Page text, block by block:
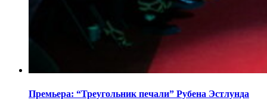
Премьера: “Треугольник печали” Рубена Эстлунда